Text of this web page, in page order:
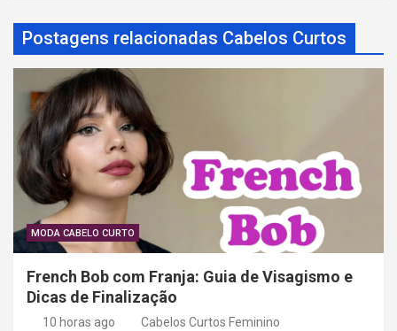
ã
o
d
e
P
o
t
Postagens relacionadas Cabelos Curtos
MODA CABELO CURTO
French Bob com Franja: Guia de Visagismo e
Dicas de Finalização
10 horas ago Cabelos Curtos Feminino